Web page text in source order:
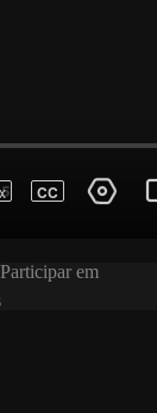
CC
Participar em